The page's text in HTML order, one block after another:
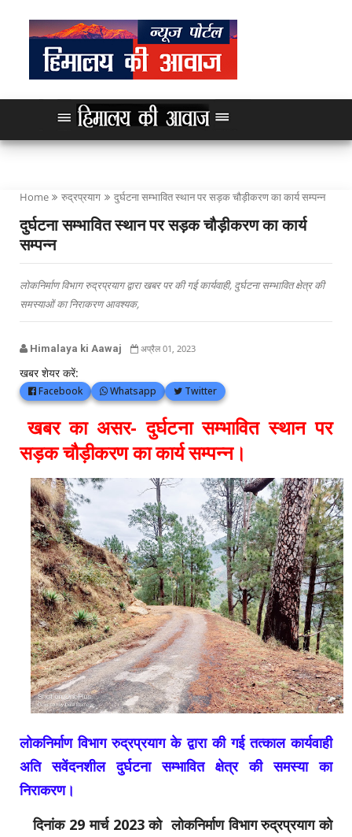
Home रुद्रप्रयाग दुर्घटना सम्भावित स्थान पर सड़क चौड़ीकरण का कार्य सम्पन्न
दुर्घटना सम्भावित स्थान पर सड़क चौड़ीकरण का कार्य
सम्पन्न
लोकनिर्माण विभाग रुद्रप्रयाग द्वारा खबर पर की गई कार्यवाही, दुर्घटना सम्भावित क्षेत्र की
समस्याओं का निराकरण आवश्यक,
Himalaya ki Aawaj अप्रैल 01, 2023
खबर शेयर करें:
Facebook Whatsapp Twitter
खबर का असर- दुर्घटना सम्भावित स्थान पर
सड़क चौड़ीकरण का कार्य सम्पन्न।
लोकनिर्माण विभाग रुद्रप्रयाग के द्वारा की गई तत्काल कार्यवाही
अति सवेंदनशील दुर्घटना सम्भावित क्षेत्र की समस्या का
निराकरण।
दिनांक 29 मार्च 2023 को लोकनिर्माण विभाग रुद्रप्रयाग को